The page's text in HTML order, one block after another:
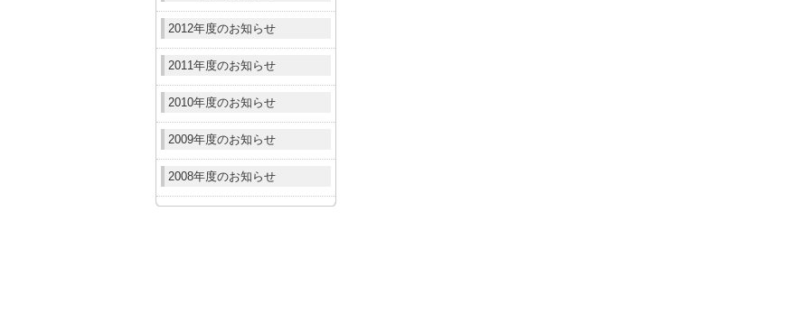
2012年度のお知らせ
2011年度のお知らせ
2010年度のお知らせ
2009年度のお知らせ
2008年度のお知らせ